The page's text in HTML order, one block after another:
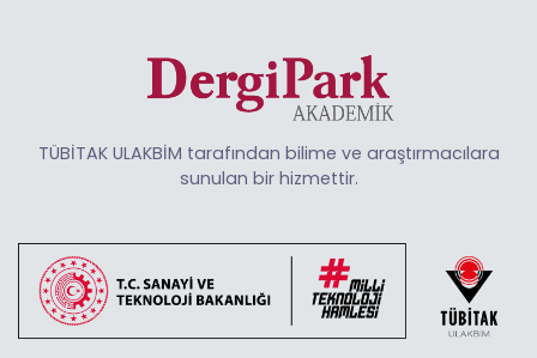
TÜBİTAK ULAKBİM tarafından bilime ve araştırmacılara
sunulan bir hizmettir.